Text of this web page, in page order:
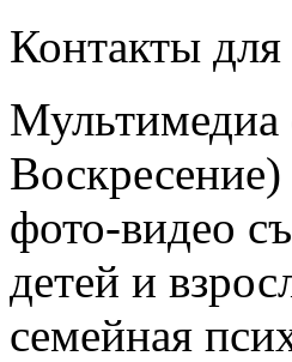
Контакты для
Мультимедиа
Воскресение)
фото-видео
детей и
семейная